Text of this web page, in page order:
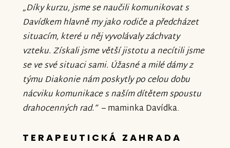
„Díky kurzu, jsme se naučili komunikovat s
Davídkem hlavně my jako rodiče a předcházet
situacím, které u něj vyvolávaly záchvaty
vzteku. Získali jsme větší jistotu a necítili jsme
se ve své situaci sami. Úžasné a milé dámy z
týmu Diakonie nám poskytly po celou dobu
nácviku komunikace s naším dítětem spoustu
drahocenných rad.” – maminka Davídka.
TERAPEUTICKÁ ZAHRADA